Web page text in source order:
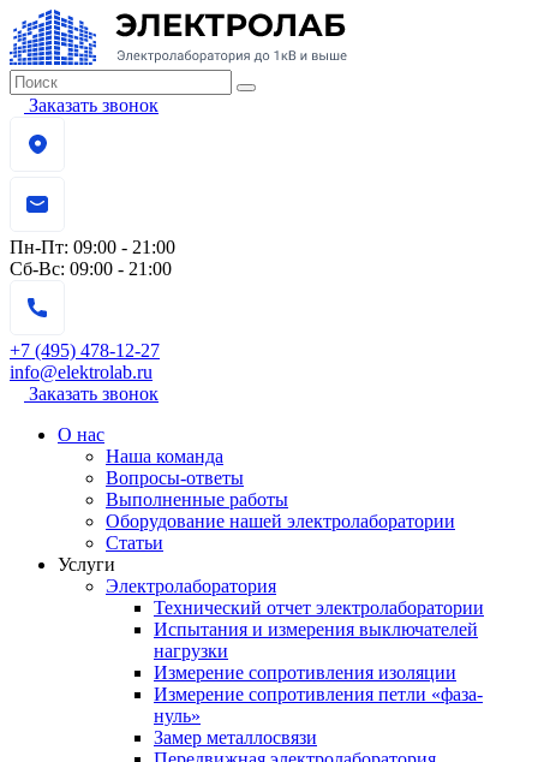
Заказать звонок
Пн-Пт: 09:00 - 21:00
Сб-Вс: 09:00 - 21:00
+7 (495) 478-12-27
info@elektrolab.ru
Заказать звонок
О нас
Наша команда
Вопросы-ответы
Выполненные работы
Оборудование нашей электролаборатории
Статьи
Услуги
Электролаборатория
Технический отчет электролаборатории
Испытания и измерения выключателей
нагрузки
Измерение сопротивления изоляции
Измерение сопротивления петли «фаза-
нуль»
Замер металлосвязи